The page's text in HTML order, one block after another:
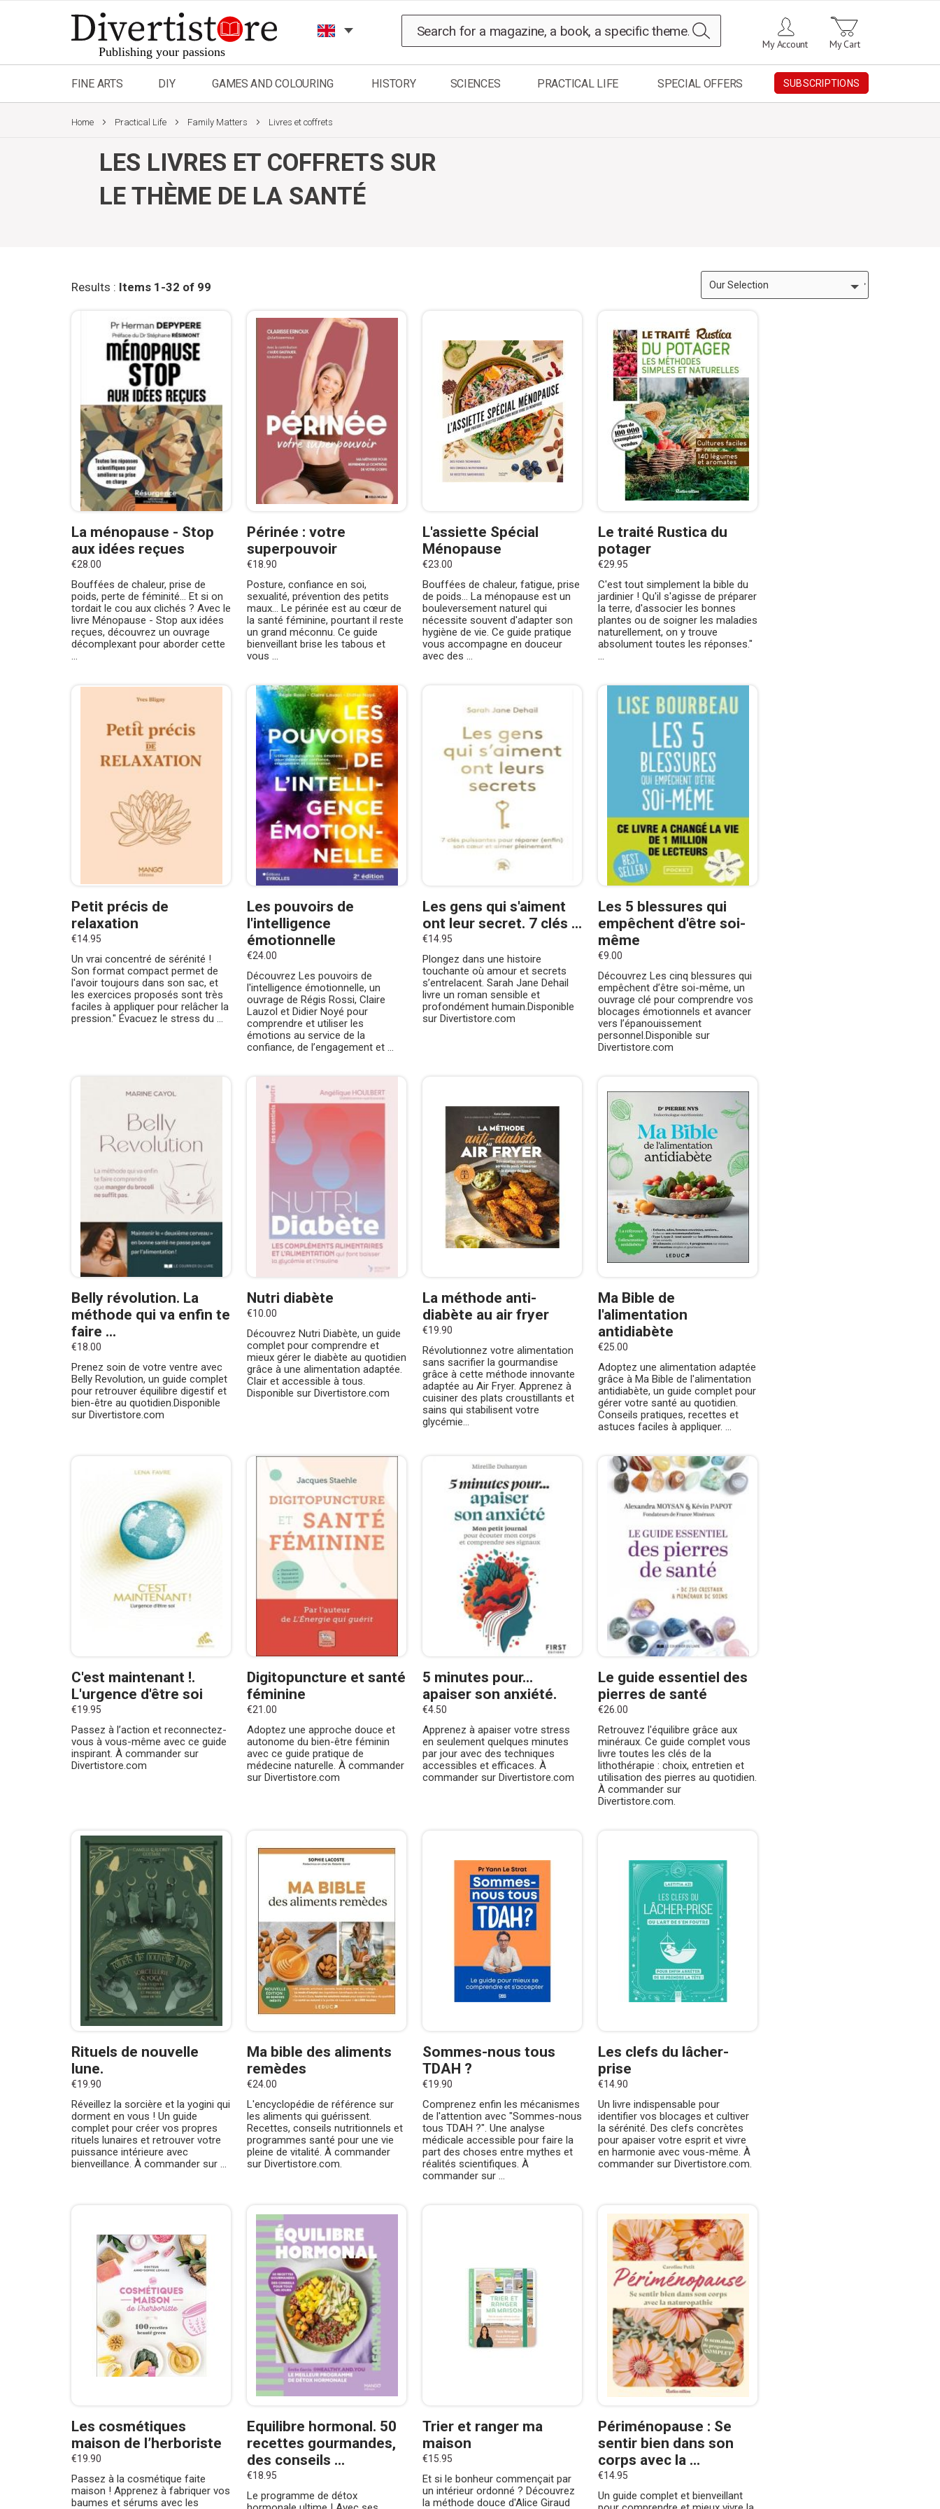
to
Content
My Cart
My Account
FINE ARTS DIY GAMES AND COLOURING HISTORY SCIENCES PRACTICAL LIFE SPECIAL OFFERS SUBSCRIPTIONS
Home Practical Life Family Matters Livres et coffrets
LES LIVRES ET COFFRETS SUR
LE THÈME DE LA SANTÉ
Results : Items 1 -32 of 99
La ménopause - Stop
aux idées reçues
€28.00
Bouffées de chaleur, prise de
poids, perte de féminité... Et si on
tordait le cou aux clichés ? Avec le
livre Ménopause - Stop aux idées
reçues, découvrez un ouvrage
décomplexant pour aborder cette
...
Périnée : votre
superpouvoir
€18.90
Posture, confiance en soi,
sexualité, prévention des petits
maux... Le périnée est au cœur de
la santé féminine, pourtant il reste
un grand méconnu. Ce guide
bienveillant brise les tabous et
vous ...
L'assiette Spécial
Ménopause
€23.00
Bouffées de chaleur, fatigue, prise
de poids... La ménopause est un
bouleversement naturel qui
nécessite souvent d'adapter son
hygiène de vie. Ce guide pratique
vous accompagne en douceur
avec des ...
Le traité Rustica du
potager
€29.95
C'est tout simplement la bible du
jardinier ! Qu'il s'agisse de préparer
la terre, d'associer les bonnes
plantes ou de soigner les maladies
naturellement, on y trouve
absolument toutes les réponses."
...
Petit précis de
relaxation
€14.95
Un vrai concentré de sérénité !
Son format compact permet de
l'avoir toujours dans son sac, et
les exercices proposés sont très
faciles à appliquer pour relâcher la
pression." Évacuez le stress du ...
Les pouvoirs de
l'intelligence
émotionnelle
€24.00
Découvrez Les pouvoirs de
l'intelligence émotionnelle, un
ouvrage de Régis Rossi, Claire
Lauzol et Didier Noyé pour
comprendre et utiliser les
émotions au service de la
confiance, de l’engagement et ...
Les gens qui s'aiment
ont leur secret. 7 clés ...
€14.95
Plongez dans une histoire
touchante où amour et secrets
s’entrelacent. Sarah Jane Dehail
livre un roman sensible et
profondément humain.Disponible
sur Divertistore.com
Les 5 blessures qui
empêchent d'être soi-
même
€9.00
Découvrez Les cinq blessures qui
empêchent d’être soi-même, un
ouvrage clé pour comprendre vos
blocages émotionnels et avancer
vers l’épanouissement
personnel.Disponible sur
Divertistore.com
Belly révolution. La
méthode qui va enfin te
faire ...
€18.00
Prenez soin de votre ventre avec
Belly Revolution, un guide complet
pour retrouver équilibre digestif et
bien-être au quotidien.Disponible
sur Divertistore.com
Nutri diabète
€10.00
Découvrez Nutri Diabète, un guide
complet pour comprendre et
mieux gérer le diabète au quotidien
grâce à une alimentation adaptée.
Clair et accessible à tous.
Disponible sur Divertistore.com
La méthode anti-
diabète au air fryer
€19.90
Révolutionnez votre alimentation
sans sacrifier la gourmandise
grâce à cette méthode innovante
adaptée au Air Fryer. Apprenez à
cuisiner des plats croustillants et
sains qui stabilisent votre
glycémie...
Ma Bible de
l'alimentation
antidiabète
€25.00
Adoptez une alimentation adaptée
grâce à Ma Bible de l'alimentation
antidiabète, un guide complet pour
gérer votre santé au quotidien.
Conseils pratiques, recettes et
astuces faciles à appliquer. ...
C'est maintenant !.
L'urgence d'être soi
€19.95
Passez à l’action et reconnectez-
vous à vous-même avec ce guide
inspirant. À commander sur
Divertistore.com
Digitopuncture et santé
féminine
€21.00
Adoptez une approche douce et
autonome du bien-être féminin
avec ce guide pratique de
médecine naturelle. À commander
sur Divertistore.com
5 minutes pour...
apaiser son anxiété.
€4.50
Apprenez à apaiser votre stress
en seulement quelques minutes
par jour avec des techniques
accessibles et efficaces. À
commander sur Divertistore.com
Le guide essentiel des
pierres de santé
€26.00
Retrouvez l'équilibre grâce aux
minéraux. Ce guide complet vous
livre toutes les clés de la
lithothérapie : choix, entretien et
utilisation des pierres au quotidien.
À commander sur
Divertistore.com.
Rituels de nouvelle
lune.
€19.90
Réveillez la sorcière et la yogini qui
dorment en vous ! Un guide
complet pour créer vos propres
rituels lunaires et retrouver votre
puissance intérieure avec
bienveillance. À commander sur ...
Ma bible des aliments
remèdes
€24.00
L'encyclopédie de référence sur
les aliments qui guérissent.
Recettes, conseils nutritionnels et
programmes santé pour une vie
pleine de vitalité. À commander
sur Divertistore.com.
Sommes-nous tous
TDAH ?
€19.90
Comprenez enfin les mécanismes
de l'attention avec "Sommes-nous
tous TDAH ?". Une analyse
médicale accessible pour faire la
part des choses entre mythes et
réalités scientifiques. À
commander sur ...
Les clefs du lâcher-
prise
€14.90
Un livre indispensable pour
identifier vos blocages et cultiver
la sérénité. Des clefs concrètes
pour apaiser votre esprit et vivre
en harmonie avec vous-même. À
commander sur Divertistore.com.
Les cosmétiques
maison de l’herboriste
€19.90
Passez à la cosmétique faite
maison ! Apprenez à fabriquer vos
baumes et sérums avec les
Equilibre hormonal. 50
recettes gourmandes,
des conseils ...
€18.95
Le programme de détox
Trier et ranger ma
maison
€15.95
Et si le bonheur commençait par
un intérieur ordonné ? Découvrez
la méthode douce d'Alice Giraud
Périménopause : Se
sentir bien dans son
corps avec la ...
€14.95
Un guide complet et bienveillant